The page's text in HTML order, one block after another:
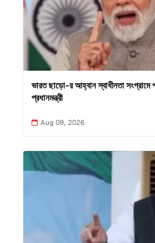
ভারত ছাড়ো-র আহ্বান স্বাধীনতা সংগ্রামে
প্রধানমন্ত্রী
Aug 09, 2026